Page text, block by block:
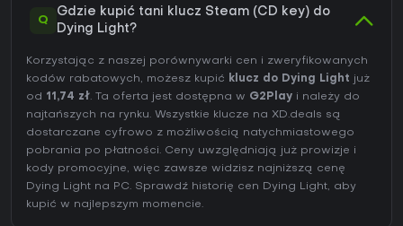
Q
Gdzie kupić tani klucz Steam (CD key) do
Dying Light?
Korzystając z naszej porównywarki cen i zweryfikowanych
kodów rabatowych, możesz kupić klucz do Dying Light już
od 11,74 zł. Ta oferta jest dostępna w G2Play i należy do
najtańszych na rynku. Wszystkie klucze na XD.deals są
dostarczane cyfrowo z możliwością natychmiastowego
pobrania po płatności. Ceny uwzględniają już prowizje i
kody promocyjne, więc zawsze widzisz najniższą cenę
Dying Light na PC. Sprawdź historię cen Dying Light, aby
kupić w najlepszym momencie.